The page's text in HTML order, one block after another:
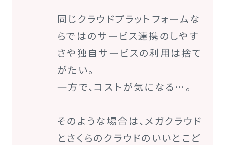
同じクラウドプラットフォームな
らではのサービス連携のしやす
さや独自サービスの利用は捨て
がたい。
一方で、コストが気になる…。
そのような場合は、メガクラウド
とさくらのクラウドのいいとこど